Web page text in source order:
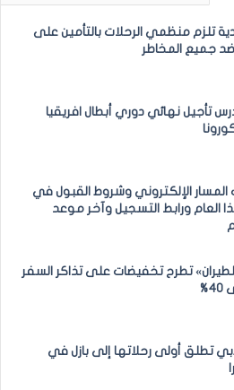
تلزم منظمي الرحلات بالتأمين على
ضد جميع المخاطر
تأجيل نهائي دوري أبطال افريقيا
الإلكتروني وشروط القبول في
العام ورابط التسجيل وآخر موعد
تطرح تخفيضات على تذاكر السفر
تطلق أولى رحلاتها إلى بازل في